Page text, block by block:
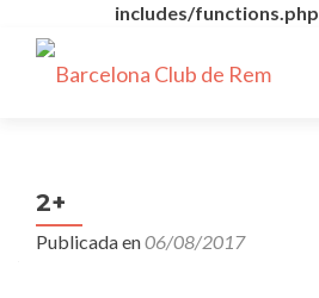
includes/functions.php
2+
Publicada en06/08/2017